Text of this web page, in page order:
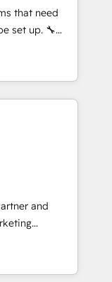
incredible
our website,
that need
up. 🔧
Highly
in weeks, not
optimization
data
client
🛒 E-
pipelines;
and
and mid-
a strategic
creative